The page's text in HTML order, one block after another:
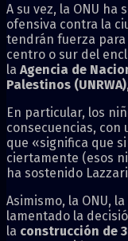
A su vez, la ONU ha
ofensiva contra la
tendrán fuerza para
centro o sur del
la Agencia de
Palestinos (UNRWA)
En particular, los
consecuencias, con
que «significa que
ciertamente (esos
ha sostenido
Asimismo, la ONU,
lamentado la
la construcción de